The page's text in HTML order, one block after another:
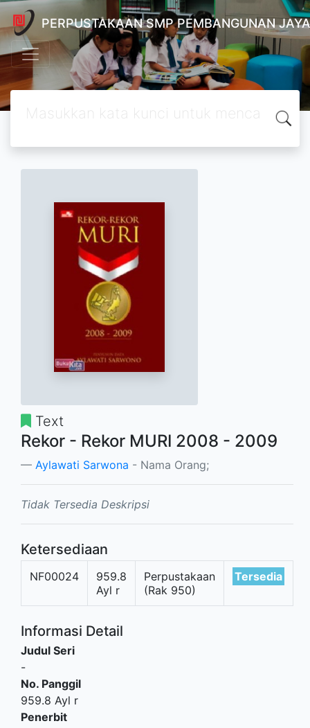
PERPUSTAKAAN SMP PEMBANGUNAN
Text
Rekor - Rekor MURI 2008 - 2009
Aylawati Sarwona - Nama Orang;
Tidak Tersedia Deskripsi
Ketersediaan
NF00024
959.8
Ayl r
Perpustakaan
(Rak 950)
Tersedia
Informasi Detail
Judul Seri
-
No. Panggil
959.8 Ayl r
Penerbit